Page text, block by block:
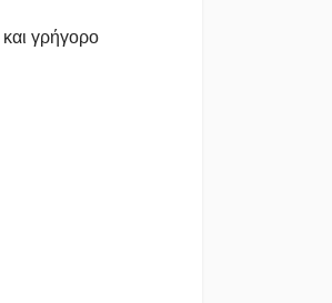
και γρήγορο